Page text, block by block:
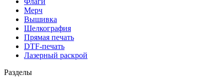
Мерч
Вышивка
Шелкография
Прямая печать
DTF-печать
Лазерный раскрой
Разделы